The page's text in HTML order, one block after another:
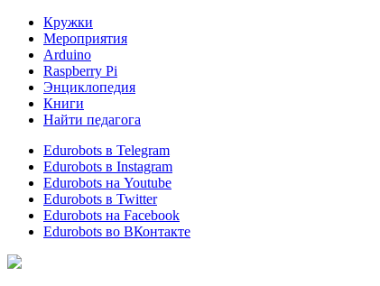
Кружки
Мероприятия
Arduino
Raspberry Pi
Энциклопедия
Книги
Найти педагога
Edurobots в Telegram
Edurobots в Instagram
Edurobots на Youtube
Edurobots в Twitter
Edurobots на Facebook
Edurobots во ВКонтакте